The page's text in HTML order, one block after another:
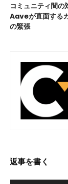
コミュニティ間の
Aaveが直面する
の緊張
返事を書く